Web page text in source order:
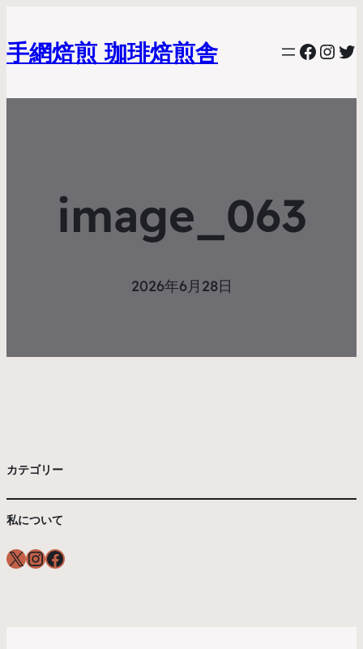
手網焙煎 珈琲焙煎舎
image_063
2026年6月28日
カテゴリー
私について
X InstagramFacebook